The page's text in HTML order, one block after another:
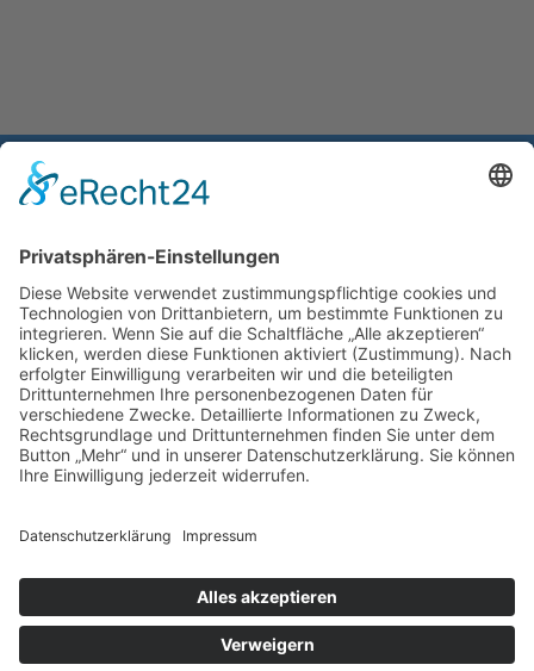
STEUERBERATERIN MARTINA
Traute-Lafrenz-Str. 167
22297 Hamburg
Deutschland
+49 4034 5555
+49 40348 0220
info@stb-irle.de
Datenschutz
Copyright © 2026 STEUERBERATERIN MARTINA IRLE.